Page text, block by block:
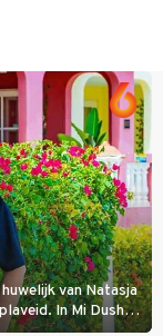
van Natasja
In Mi Dushi:
mee